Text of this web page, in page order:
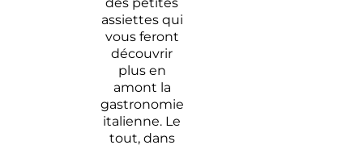
assiettes qui
vous feront
découvrir
plus en
amont la
gastronomie
italienne. Le
tout, dans